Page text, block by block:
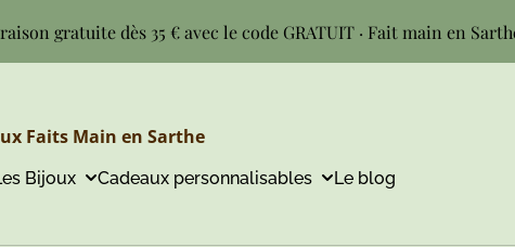
gratuite dès 35 € avec le code GRATUIT · Fait main en
Faits Main en Sarthe
Bijoux Cadeaux personnalisables Le blog